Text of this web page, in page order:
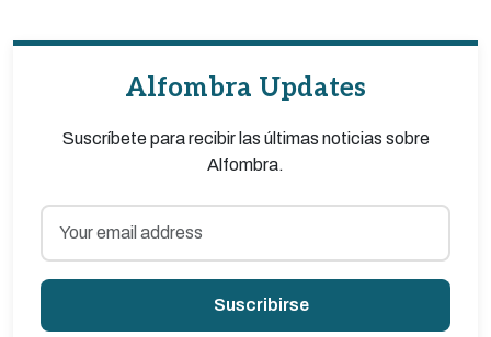
Alfombra Updates
Suscríbete para recibir las últimas noticias sobre
Alfombra.
Suscribirse